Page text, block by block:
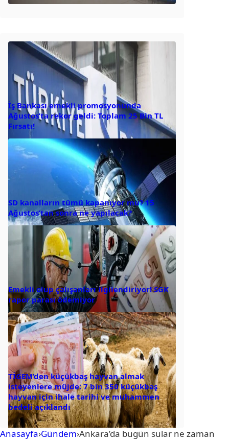
İş Bankası emekli promosyonunda
Ağustos’ta rekor geldi: Toplam 25 Bin TL
Fırsatı!
SD kanalların tümü kapanıyor mu? 15
Ağustos’tan sonra ne yapılacak?
Emekli olup çalışanları ilgilendiriyor! SGK
rapor parası ödemiyor
TİGEM’den küçükbaş hayvan almak
isteyenlere müjde: 7 bin 350 küçükbaş
hayvan için ihale tarihi ve muhammen
bedeli açıklandı
Anasayfa›Gündem›Ankara’da bugün sular ne zaman